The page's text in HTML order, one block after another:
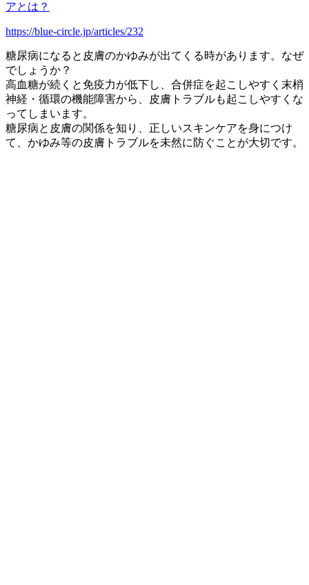
アとは？
https://blue-circle.jp/articles/232
糖尿病になると皮膚のかゆみが出てくる時があります。なぜ
でしょうか？
高血糖が続くと免疫力が低下し、合併症を起こしやすく末梢
神経・循環の機能障害から、皮膚トラブルも起こしやすくな
ってしまいます。
糖尿病と皮膚の関係を知り、正しいスキンケアを身につけ
て、かゆみ等の皮膚トラブルを未然に防ぐことが大切です。